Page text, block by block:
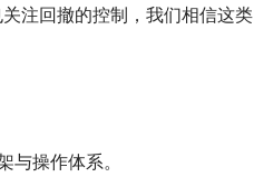
注回撤的控制，我们相信这类
操作体系。